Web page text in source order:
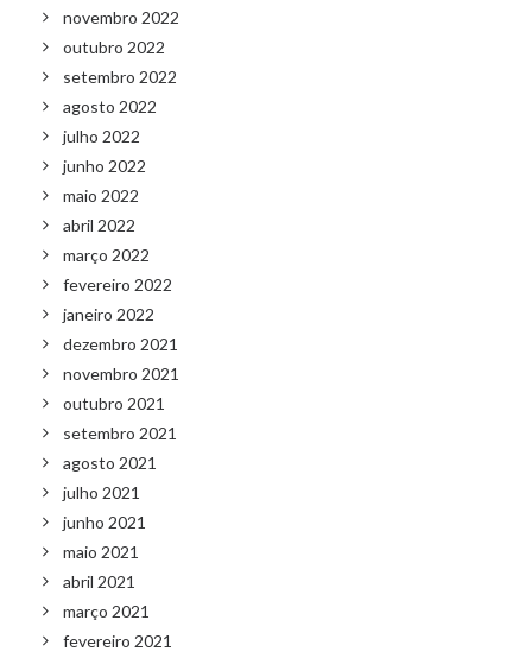
novembro 2022
outubro 2022
setembro 2022
agosto 2022
julho 2022
junho 2022
maio 2022
abril 2022
março 2022
fevereiro 2022
janeiro 2022
dezembro 2021
novembro 2021
outubro 2021
setembro 2021
agosto 2021
julho 2021
junho 2021
maio 2021
abril 2021
março 2021
fevereiro 2021